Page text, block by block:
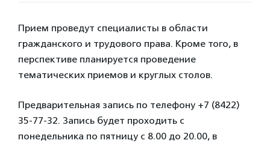
Прием проведут специалисты в области
гражданского и трудового права. Кроме того, в
перспективе планируется проведение
тематических приемов и круглых столов.
Предварительная запись по телефону +7 (8422)
35-77-32. Запись будет проходить с
понедельника по пятницу с 8.00 до 20.00, в